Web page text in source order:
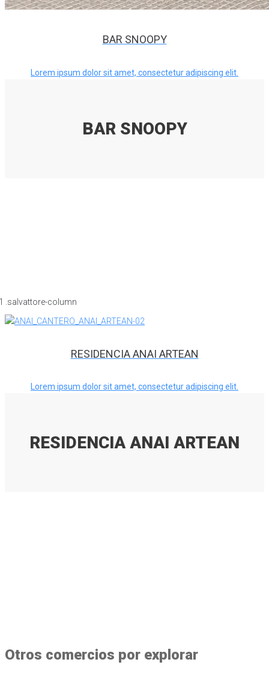
BAR SNOOPY
Lorem ipsum dolor sit amet, consectetur adipiscing elit.
BAR SNOOPY
RESIDENCIA ANAI ARTEAN
Lorem ipsum dolor sit amet, consectetur adipiscing elit.
RESIDENCIA ANAI ARTEAN
Otros comercios por explorar